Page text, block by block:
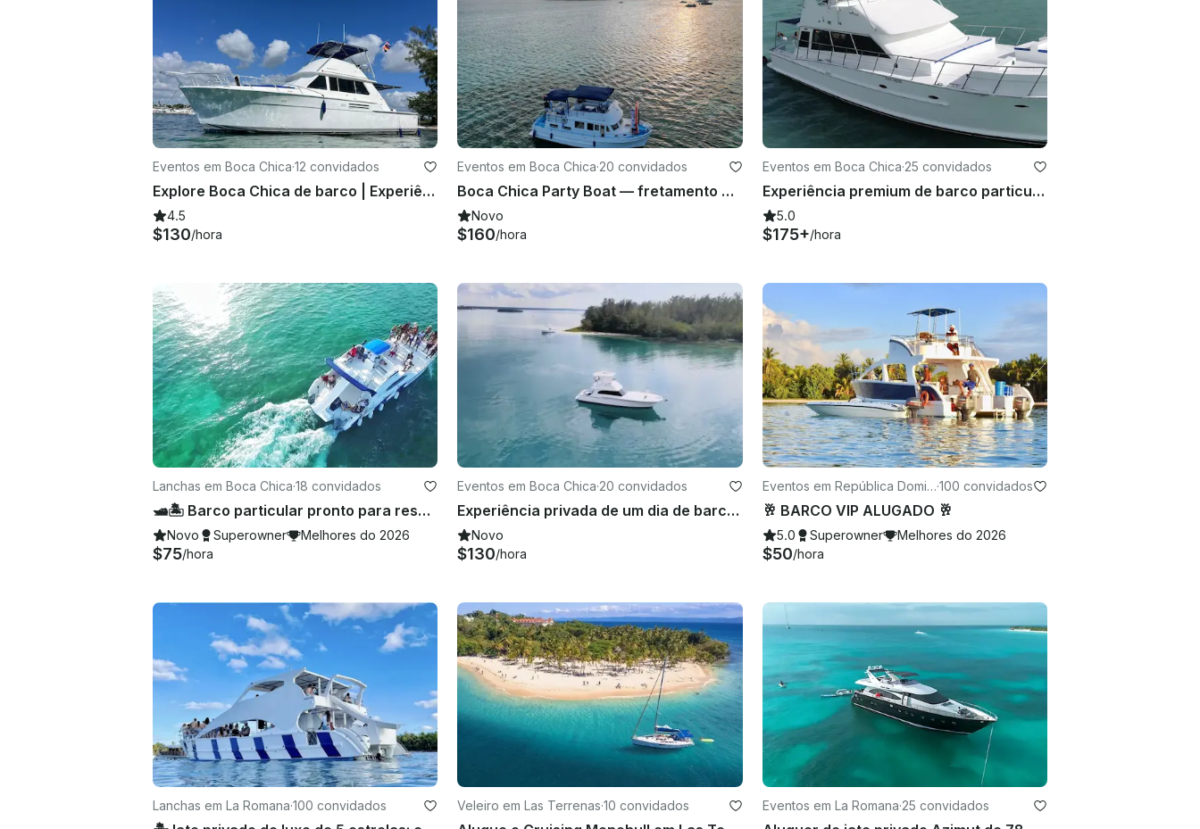
Eventos em Boca Chica·12 convidados
Explore Boca Chica de barco | Experiência de iate privado
4.5
$130/hora
Eventos em Boca Chica·20 convidados
Boca Chica Party Boat — fretamento privado para até 20 convidados
Novo
$160/hora
Eventos em Boca Chica·25 convidados
Experiência premium de barco particular em Boca Chica a bordo do iate Halvorsen de 56 pés
5.0
$175+/hora
Lanchas em Boca Chica·18 convidados
🛥️🏝️ Barco particular pronto para reservar 🛥️🏝️
Novo Superowner Melhores do 2026
$75/hora
Eventos em Boca Chica·20 convidados
Experiência privada de um dia de barco de 50 pés em Boca Chica — com o capitão
Novo
$130/hora
Eventos em República Domini
cana
·100 convidados
🥂 BARCO VIP ALUGADO 🥂
5.0 Superowner Melhores do 2026
$50/hora
Lanchas em La Romana·100 convidados Veleiro em Las Terrenas·10 convidados Eventos em La Romana·25 convidados